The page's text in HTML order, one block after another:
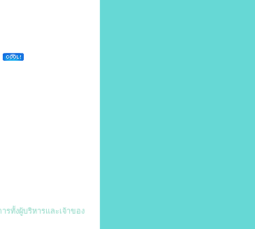
ทั้งผู้บริหารและเจ้าของ